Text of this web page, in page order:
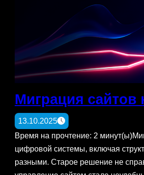
Миграция
13.10.2025
Время на прочтение: 2
цифровой системы, включая
разными. Старое решение не